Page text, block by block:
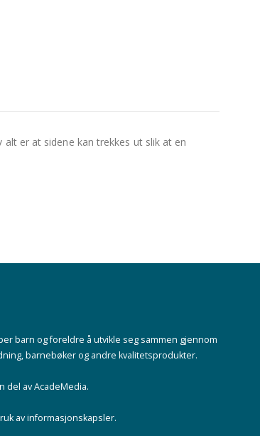
er at sidene kan trekkes ut slik at en
barn og foreldre å utvikle seg sammen gjennom
barnebøker og andre kvalitetsprodukter.
del avAcadeMedia.
av informasjonskapsler.